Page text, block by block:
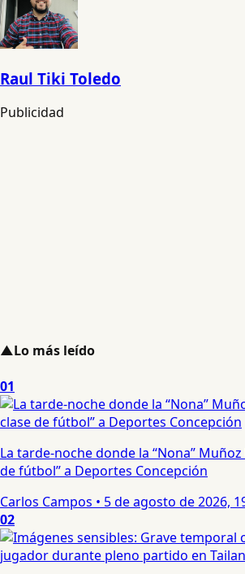
Raul Tiki Toledo
Publicidad
▲Lo más leído
01
La tarde-noche donde la “Nona”
de fútbol” a Deportes Concepción
Carlos Campos • 5 de agosto de 2026,
02